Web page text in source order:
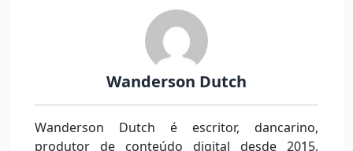
Wanderson Dutch
Wanderson Dutch é escritor, dancarino,
produtor de conteúdo digital desde 2015,